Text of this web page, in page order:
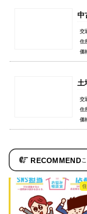
中
交
住
価
土
交
住
価
RECOMMEND